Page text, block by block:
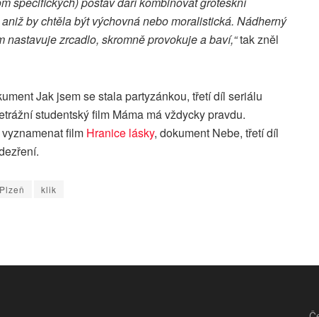
by chtěla být výchovná nebo moralistická. Nádherný
nastavuje zrcadlo, skromně provokuje a baví,“tak zněl
Jak jsem se stala partyzánkou, třetí díl seriálu
studentský film Máma má vždycky pravdu.
film Hranice lásky, dokument Nebe, třetí díl
klik